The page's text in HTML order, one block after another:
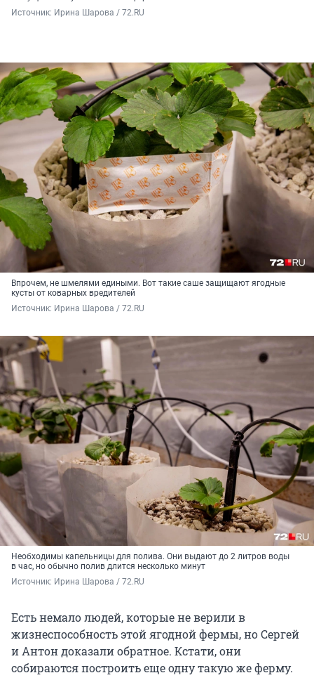
Источник: Ирина Шарова / 72.RU
Впрочем, не шмелями едиными. Вот такие саше защищают ягодные
кусты от коварных вредителей
Источник: Ирина Шарова / 72.RU
Необходимы капельницы для полива. Они выдают до 2 литров воды
в час, но обычно полив длится несколько минут
Источник: Ирина Шарова / 72.RU
Есть немало людей, которые не верили в
жизнеспособность этой ягодной фермы, но Сергей
и Антон доказали обратное. Кстати, они
собираются построить еще одну такую же ферму.